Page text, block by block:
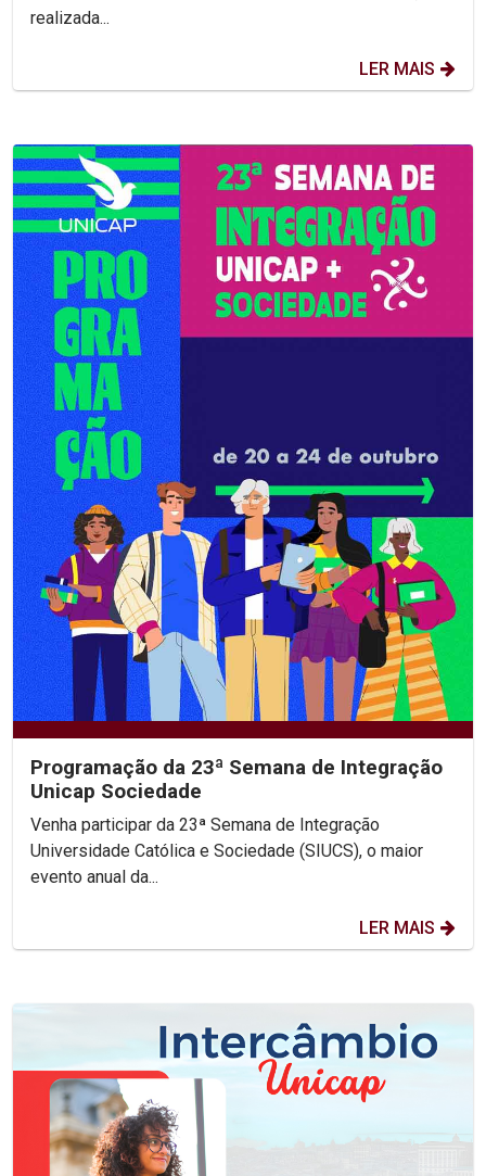
realizada...
LER MAIS
Programação da 23ª Semana de Integração
Unicap Sociedade
Venha participar da 23ª Semana de Integração
Universidade Católica e Sociedade (SIUCS), o maior
evento anual da...
LER MAIS